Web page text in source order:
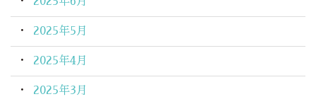
2025年5月
2025年4月
2025年3月